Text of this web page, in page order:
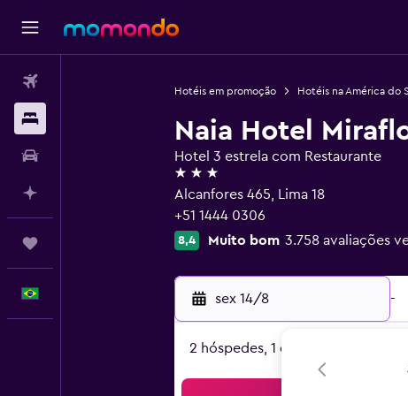
Hotéis em promoção Hotéis na América do
Naia Hotel
Hotel 3 estrela com Restaurante
3 estrelas
Alcanfores 465, Lima 18
+51 1444 0306
8,4 Muito bom 3.758 avaliações
sex 14/8 -
2 hóspedes, 1 quarto